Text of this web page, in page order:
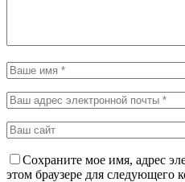
Сохраните мое имя, адрес
этом браузере для следующего